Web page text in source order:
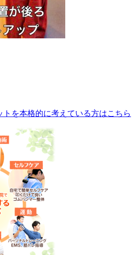
を本格的に考えている方はこちら